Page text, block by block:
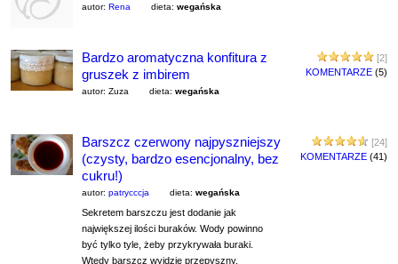
autor: Rena dieta: wegańska
[2]
KOMENTARZE (5)
Bardzo aromatyczna konfitura z
gruszek z imbirem
autor: Zuza dieta: wegańska
[24]
KOMENTARZE (41)
Barszcz czerwony najpyszniejszy
(czysty, bardzo esencjonalny, bez
cukru!)
autor: patrycccja dieta: wegańska
Sekretem barszczu jest dodanie jak
największej ilości buraków. Wody powinno
być tylko tyle, żeby przykrywała buraki.
Wtedy barszcz wyjdzie przepyszny,